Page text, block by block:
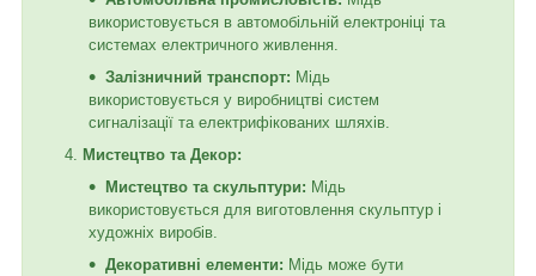
використовується в автомобільній електроніці та
системах електричного живлення.
Залізничний транспорт: Мідь
використовується у виробництві систем
сигналізації та електрифікованих шляхів.
Мистецтво та Декор:
Мистецтво та скульптури: Мідь
використовується для виготовлення скульптур і
художніх виробів.
Декоративні елементи: Мідь може бути